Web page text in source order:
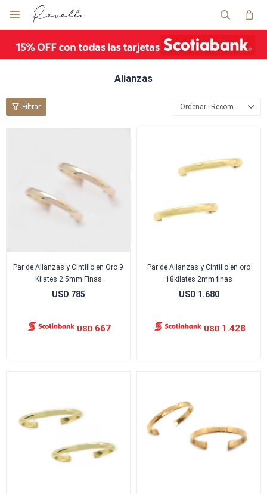

Alianzas
Recomendados
Par de Alianzas y Cintillo en Oro 9
Kilates 2.5mm Finas
USD 785
USD 667
Par de Alianzas y Cintillo en oro
18kilates 2mm finas
USD 1.680
USD 1.428